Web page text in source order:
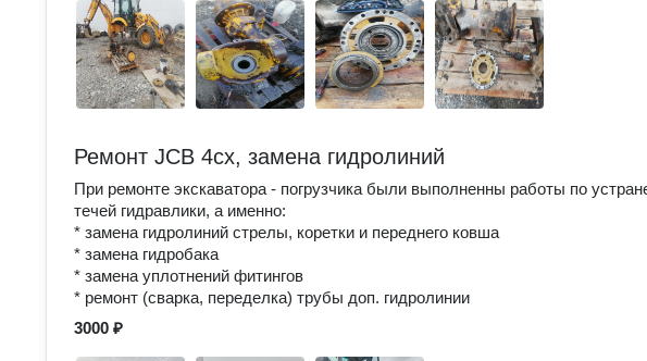
Ремонт JCB 4cx, замена гидролиний
При ремонте экскаватора - погрузчика были выполненны работы по
течей гидравлики, а именно:
* замена гидролиний стрелы, коретки и переднего ковша
* замена гидробака
* замена уплотнений фитингов
* ремонт (сварка, переделка) трубы доп. гидролинии
3000 ₽